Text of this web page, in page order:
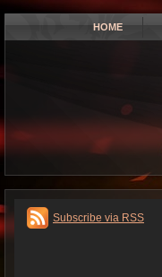
HOME
Subscribe via RSS